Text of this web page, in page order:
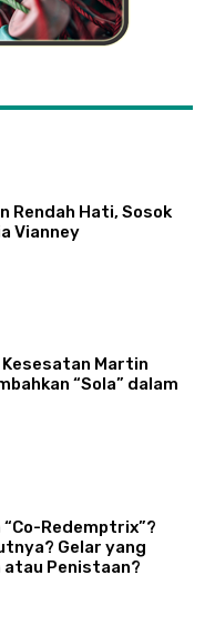
Rendah Hati, Sosok
Vianney
Kesesatan Martin
“Sola” dalam
“Co-Redemptrix”?
Gelar yang
atau Penistaan?